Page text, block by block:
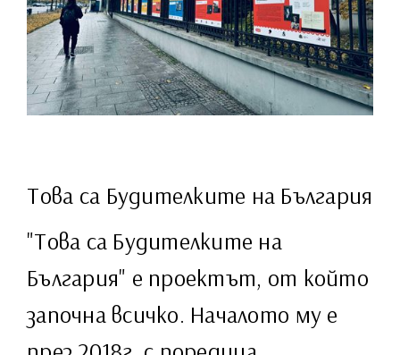
Това са Будителките на България
"Това са Будителките на
България" е проектът, от който
започна всичко. Началото му е